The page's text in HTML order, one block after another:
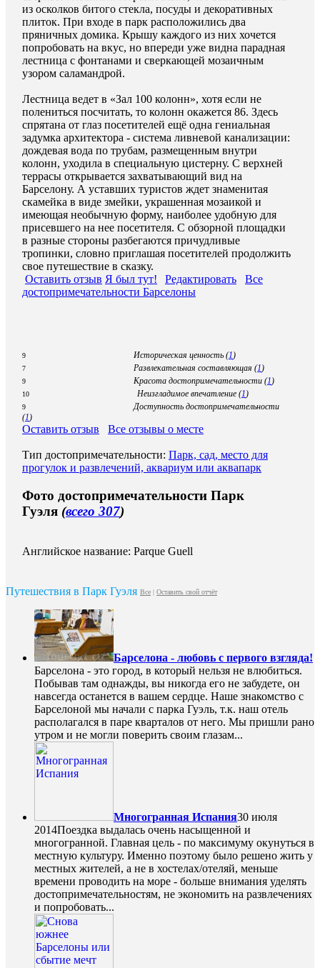
из осколков битого стекла, посуды и декоративных
плиток. При входе в парк расположились два
пряничных домика. Крышу каждого из них хочется
попробовать на вкус, но впереди уже видна парадная
лестница с фонтанами и сверкающей мозаичным
узором саламандрой.
Лестница ведет в «Зал 100 колонн», хотя если не
полениться посчитать, то колонн окажется 86. Здесь
спрятана от глаз посетителей ещё одна гениальная
задумка архитектора - система ливневой канализации:
дождевая вода по трубам, размещенным внутри
колонн, уходила в специальную цистерну. С верхней
террасы открывается захватывающий вид на
Барселону. А уставших туристов ждет знаменитая
скамейка в виде змейки, украшенная мозаикой и
имеющая необычную форму, наиболее удобную для
присевшего на нее посетителя. С обзорной площадки
в разные стороны разбегаются причудливые
тропинки, словно приглашая посетителей продолжить
свое путешествие в сказку.
Оставить отзыв Я был тут! Редактировать
Все
достопримечательности Барселоны
9 Историческая ценность (1)
7 Развлекательная составляющая (1)
9 Красота достопримечательности (1)
10 Неизгладимое впечатление (1)
9
Доступность достопримечательности
(1)
Оставить отзыв Все отзывы о месте
Тип достопримечательности: Парк, сад, место для
прогулок и развлечений, аквариум или аквапарк
Фото достопримечательности Парк
Гуэля (всего 307)
Английское название: Parque Guell
Путешествия в Парк Гуэля Все | Оставить свой отчёт
Барселона - любовь с первого взгляда!
Барселона - это город, в который нельзя не влюбиться.
Побывав там однажды, вы никогда его не забудете, он
навсегда останется в вашем сердце. Наше знакомство с
Барселоной мы начали с парка Гуэль, т.к. наш отель
располагался в паре кварталов от него. Мы пришли рано
утром и не могли поверить своим глазам...
Многогранная Испания30 июля
2014Поездка выдалась очень насыщенной и
многогранной. Главная цель - по максимуму окунуться в
местную культуру. Именно поэтому было решено жить у
местных жителей, а не в хостелах/отеляй, меньше
времени проводить на море - больше внимания уделять
достопримечательностям, не экономить на развлечениях
и попробовать...